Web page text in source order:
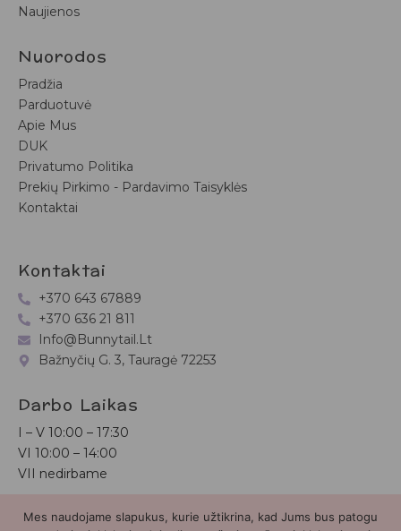
Naujienos
Nuorodos
Pradžia
Parduotuvė
Apie Mus
DUK
Privatumo Politika
Prekių Pirkimo - Pardavimo Taisyklės
Kontaktai
Kontaktai
+370 643 67889
+370 636 21 811
Info@bunnytail.lt
Bažnyčių G. 3, Tauragė 72253
Darbo Laikas
I – V 10:00 – 17:30
VI 10:00 – 14:00
VII nedirbame
Mes naudojame slapukus, kurie užtikrina, kad Jums bus patogu